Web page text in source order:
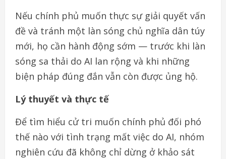
Nếu chính phủ muốn thực sự giải quyết vấn
đề và tránh một làn sóng chủ nghĩa dân túy
mới, họ cần hành động sớm — trước khi làn
sóng sa thải do AI lan rộng và khi những
biện pháp đúng đắn vẫn còn được ủng hộ.
Lý thuyết và thực tế
Để tìm hiểu cử tri muốn chính phủ đối phó
thế nào với tình trạng mất việc do AI, nhóm
nghiên cứu đã không chỉ dừng ở khảo sát